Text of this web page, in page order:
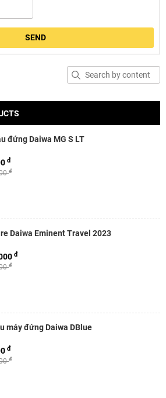
SEND
đứng Daiwa MG S LT
đ
đ
Daiwa Eminent Travel 2023
đ
đ
máy đứng Daiwa DBlue
đ
đ